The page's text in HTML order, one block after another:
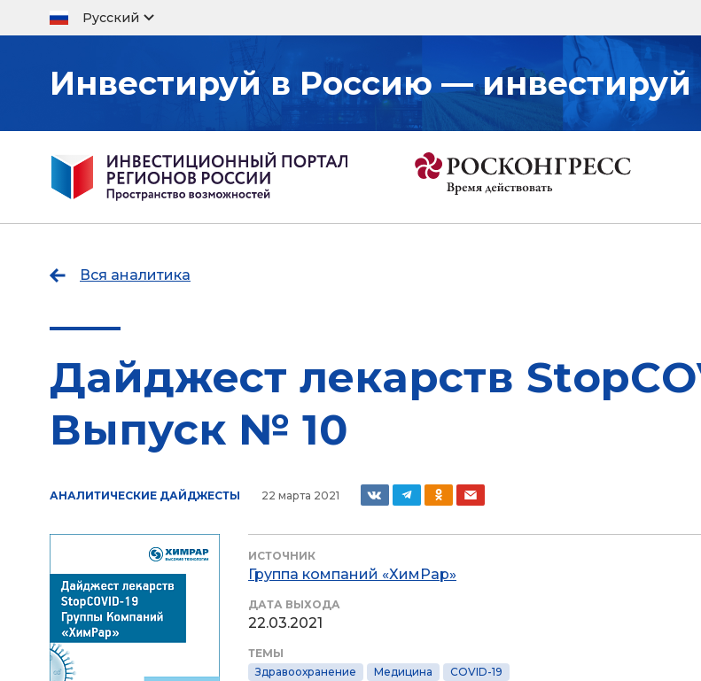
Русский
Инвестируй в Россию —
Вся аналитика
Дайджест лекарств
Выпуск № 10
АНАЛИТИЧЕСКИЕ ДАЙДЖЕСТЫ 22 марта 2021
ИСТОЧНИК
Группа компаний «ХимРар»
ДАТА ВЫХОДА
22.03.2021
ТЕМЫ
Здравоохранение
Медицина COVID-19